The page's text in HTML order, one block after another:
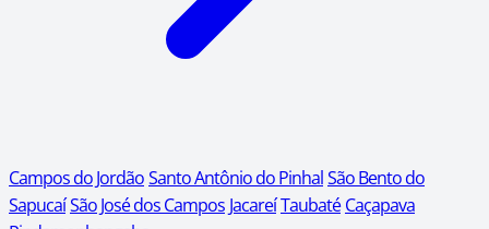
Campos do JordãoSanto Antônio do PinhalSão Bento do
SapucaíSão José dos Campos JacareíTaubaté Caçapava